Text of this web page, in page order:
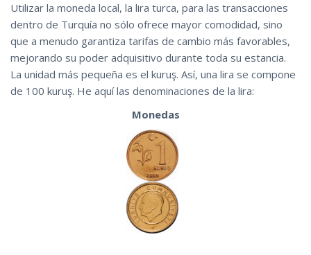
Utilizar la moneda local, la lira turca, para las transacciones
dentro de Turquía no sólo ofrece mayor comodidad, sino
que a menudo garantiza tarifas de cambio más favorables,
mejorando su poder adquisitivo durante toda su estancia.
La unidad más pequeña es el kuruş. Así, una lira se compone
de 100 kuruş. He aquí las denominaciones de la lira:
Monedas